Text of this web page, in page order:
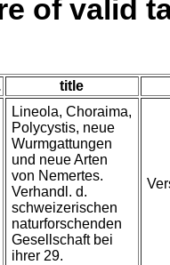
of valid
title
Lineola, Choraima,
Polycystis, neue
Wurmgattungen
und neue Arten
von Nemertes.
Verhandl. d.
schweizerischen
naturforschenden
Gesellschaft bei
ihrer 29.